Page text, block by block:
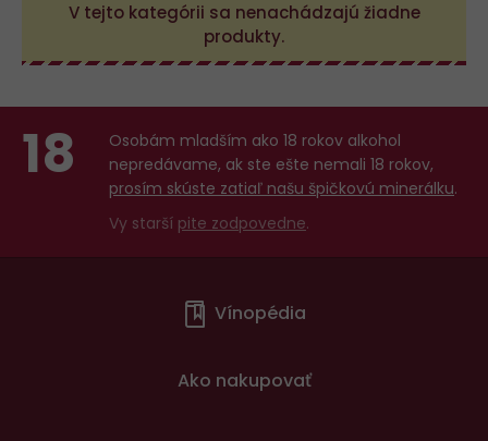
V tejto kategórii sa nenachádzajú žiadne
produkty.
18
Osobám mladším ako 18 rokov alkohol
nepredávame, ak ste ešte nemali 18 rokov,
prosím skúste zatiaľ našu špičkovú minerálku.
Vy starší pite zodpovedne.
Vínopédia
Ako nakupovať